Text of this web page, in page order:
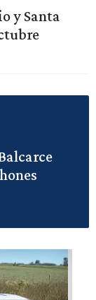
y Santa